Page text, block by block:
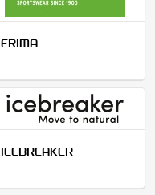
ERIMA
ICEBREAKER